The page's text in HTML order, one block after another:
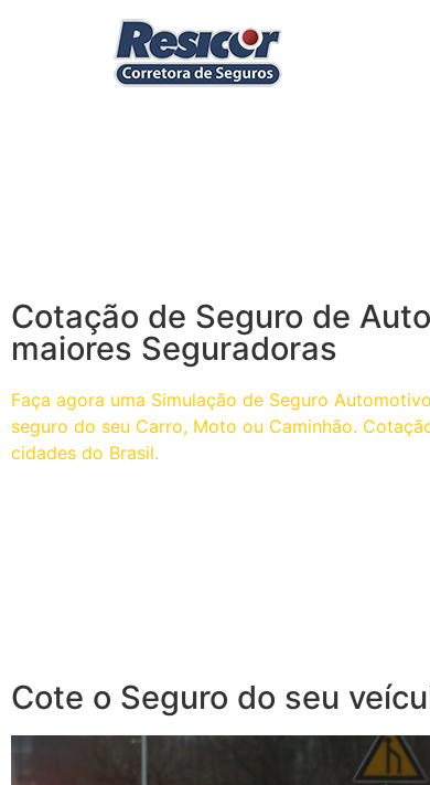
Cotação de Seguro de
maiores Seguradoras
Faça agora uma Simulação de Seguro
seguro do seu Carro, Moto ou Caminhão.
cidades do Brasil.
Cote o Seguro do seu